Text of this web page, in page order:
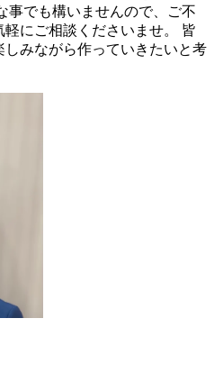
事でも構いませんので、ご不
にご相談くださいませ。 皆
みながら作っていきたいと考